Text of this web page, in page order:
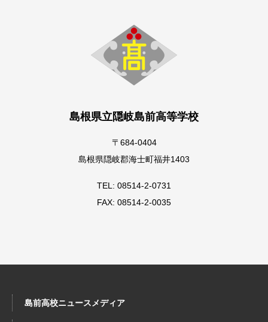
島根県立隠岐島前高等学校
〒684-0404
島根県隠岐郡海士町福井1403
TEL: 08514-2-0731
FAX: 08514-2-0035
島前高校ニュースメディア